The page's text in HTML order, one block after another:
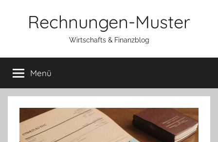
Rechnungen-Muster
Wirtschafts & Finanzblog
Menü